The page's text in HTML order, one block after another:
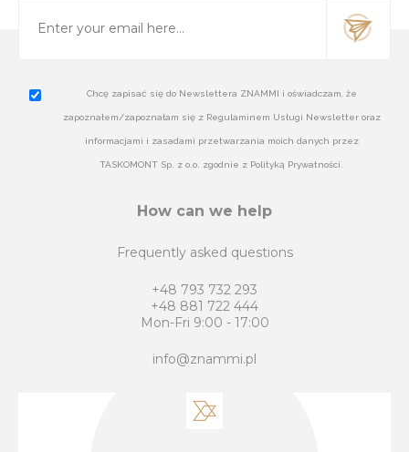
Chcę zapisać się do Newslettera ZNAMMI i oświadczam, że
zapoznałem/zapoznałam się z Regulaminem Usługi Newsletter oraz
informacjami i zasadami przetwarzania moich danych przez
TASKOMONT Sp. z o.o. zgodnie z Polityką Prywatności.
How can we help
Frequently asked questions
+48 793 732 293
+48 881 722 444
Mon-Fri 9:00 - 17:00
info@znammi.pl